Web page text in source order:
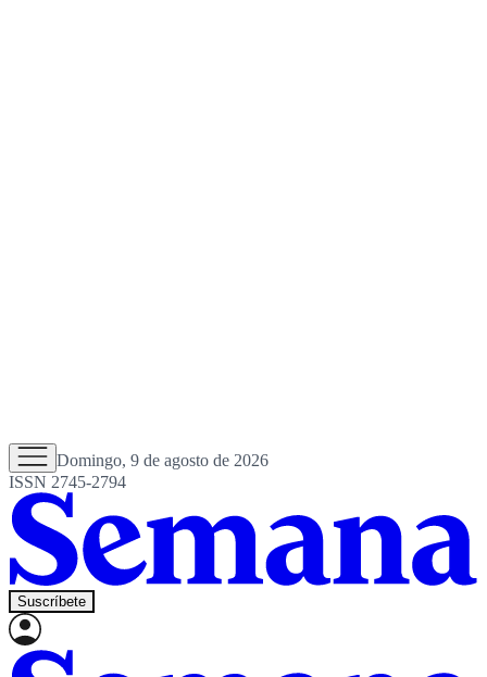
Domingo, 9 de agosto de 2026
ISSN 2745-2794
Suscríbete